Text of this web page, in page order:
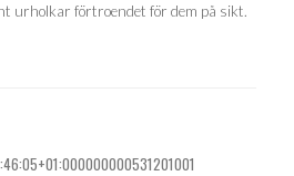
urholkar förtroendet för dem på sikt.